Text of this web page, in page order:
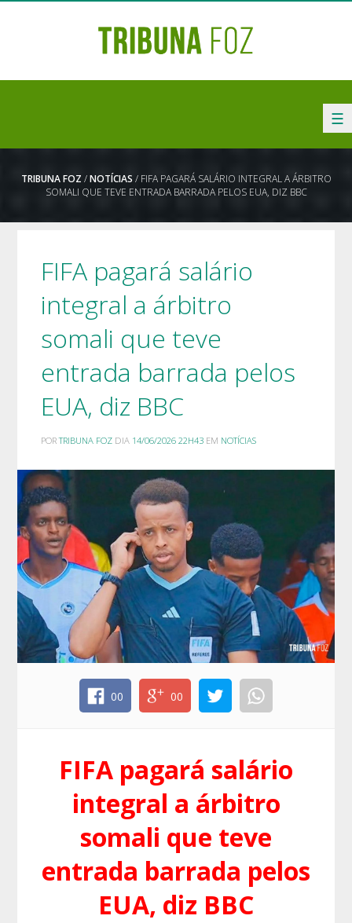
☰
TRIBUNA FOZ /NOTÍCIAS / FIFA PAGARÁ SALÁRIO INTEGRAL A ÁRBITRO
SOMALI QUE TEVE ENTRADA BARRADA PELOS EUA, DIZ BBC
FIFA pagará salário
integral a árbitro
somali que teve
entrada barrada pelos
EUA, diz BBC
PORTRIBUNA FOZ DIA 14/06/2026 22H43 EM NOTÍCIAS
00 00
FIFA pagará salário
integral a árbitro
somali que teve
entrada barrada pelos
EUA, diz BBC